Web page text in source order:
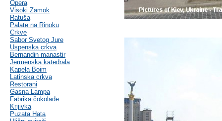
Opera
Visoki Zamok
Ratuša
Palate na Rinoku
Crkve
Sabor Svetog Jure
Uspenska crkva
Bernandin manastir
Jermenska katedrala
Kapela Boim
Latinska crkva
Restorani
Gasna Lampa
Fabrika čokolade
Krijivka
Puzata Hata